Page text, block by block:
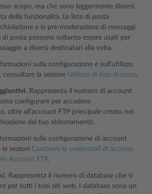
scopo, ma che sono leggermente diversi
della funzionalità. Le liste di posta
e la pre-moderazione di messaggi,
di posta possono soltanto essere usati per
a diversi destinatari alla volta.
sulla configurazione e sull’utilizzo
consultare la sezione Utilizzo di liste di posta.
. Rappresenta il numero di account
configurare per accedere
oltre all’account FTP principale creato nel
del tuo abbonamento.
sulla configurazione di account
le sezioni Cambiare le credenziali di accesso
Account FTP.
Rappresenta il numero di database che si
per tutti i tuoi siti web. I database sono un